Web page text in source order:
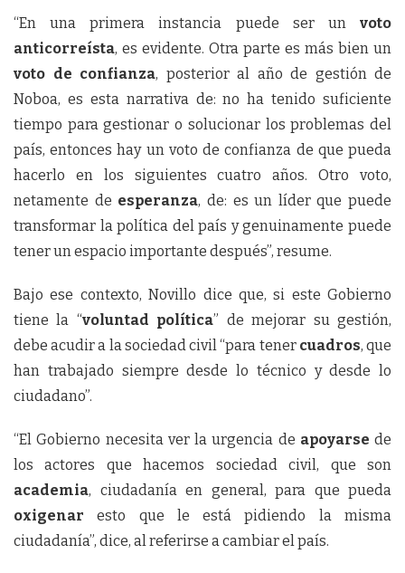
“En una primera instancia puede ser un voto
anticorreísta, es evidente. Otra parte es más bien un
voto de confianza, posterior al año de gestión de
Noboa, es esta narrativa de: no ha tenido suficiente
tiempo para gestionar o solucionar los problemas del
país, entonces hay un voto de confianza de que pueda
hacerlo en los siguientes cuatro años. Otro voto,
netamente de esperanza, de: es un líder que puede
transformar la política del país y genuinamente puede
tener un espacio importante después”, resume.
Bajo ese contexto, Novillo dice que, si este Gobierno
tiene la “voluntad política” de mejorar su gestión,
debe acudir a la sociedad civil “para tener cuadros, que
han trabajado siempre desde lo técnico y desde lo
ciudadano”.
“El Gobierno necesita ver la urgencia de apoyarse de
los actores que hacemos sociedad civil, que son
academia, ciudadanía en general, para que pueda
oxigenar esto que le está pidiendo la misma
ciudadanía”, dice, al referirse a cambiar el país.